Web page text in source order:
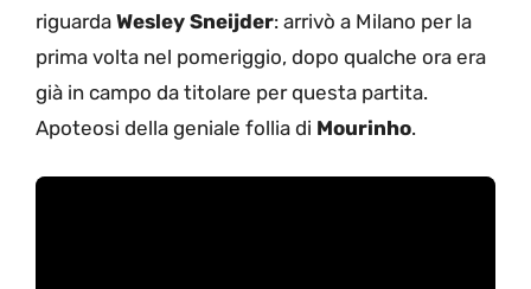
riguarda Wesley Sneijder: arrivò a Milano per la
prima volta nel pomeriggio, dopo qualche ora era
già in campo da titolare per questa partita.
Apoteosi della geniale follia di Mourinho.